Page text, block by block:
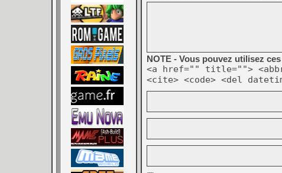
NOTE - Vous pouvez utilisez
<a href="" title="">
<cite> <code> <del